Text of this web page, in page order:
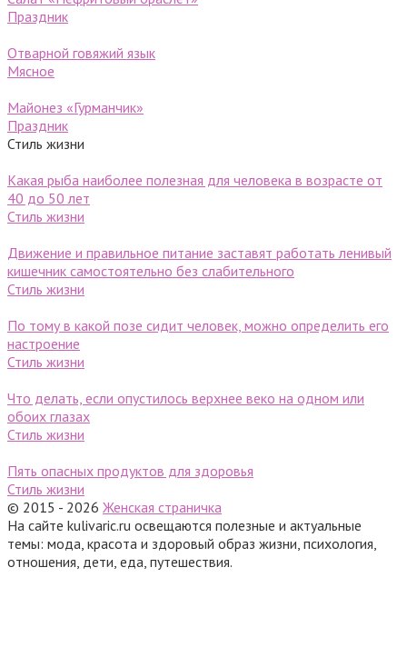
Праздник
Отварной говяжий язык
Мясное
Майонез «Гурманчик»
Праздник
Стиль жизни
Какая рыба наиболее полезная для человека в возрасте от
40 до 50 лет
Стиль жизни
Движение и правильное питание заставят работать ленивый
кишечник самостоятельно без слабительного
Стиль жизни
По тому в какой позе сидит человек, можно определить его
настроение
Стиль жизни
Что делать, если опустилось верхнее веко на одном или
обоих глазах
Стиль жизни
Пять опасных продуктов для здоровья
Стиль жизни
© 2015 - 2026 Женская страничка
На сайте kulivaric.ru освещаются полезные и актуальные
темы: мода, красота и здоровый образ жизни, психология,
отношения, дети, еда, путешествия.